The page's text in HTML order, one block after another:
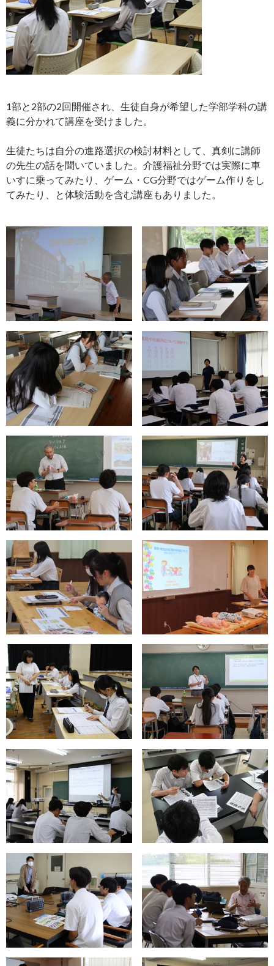
1部と2部の2回開催され、生徒自身が希望した学部学科の講
義に分かれて講座を受けました。
生徒たちは自分の進路選択の検討材料として、真剣に講師
の先生の話を聞いていました。介護福祉分野では実際に車
いすに乗ってみたり、ゲーム・CG分野ではゲーム作りをし
てみたり、と体験活動を含む講座もありました。